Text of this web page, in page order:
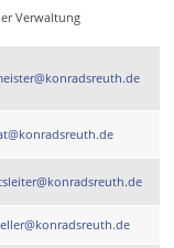
Verwaltung